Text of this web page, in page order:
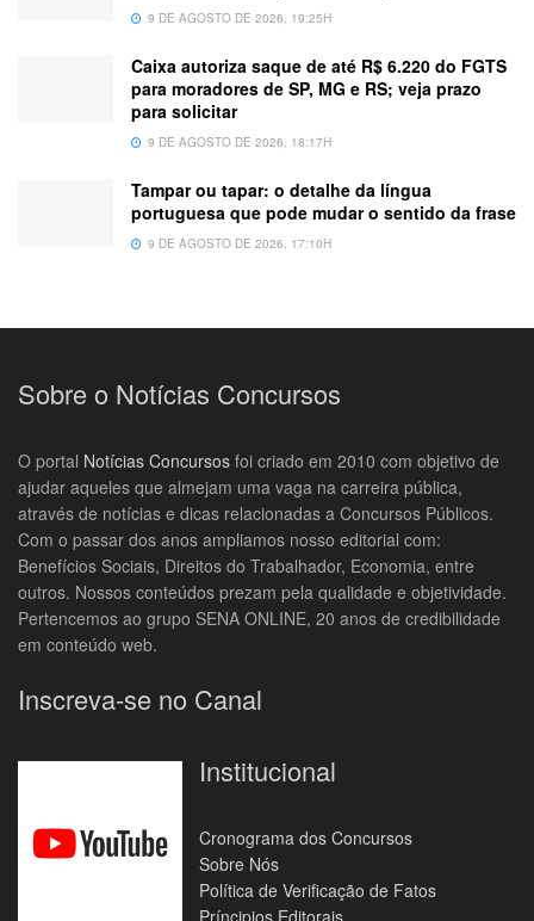
9 DE AGOSTO DE 2026, 19:25H
Caixa autoriza saque de até R$ 6.220 do FGTS
para moradores de SP, MG e RS; veja prazo
para solicitar
9 DE AGOSTO DE 2026, 18:17H
Tampar ou tapar: o detalhe da língua
portuguesa que pode mudar o sentido da frase
9 DE AGOSTO DE 2026, 17:10H
Sobre o Notícias Concursos
O portal Notícias Concursos foi criado em 2010 com objetivo de
ajudar aqueles que almejam uma vaga na carreira pública,
através de notícias e dicas relacionadas a Concursos Públicos.
Com o passar dos anos ampliamos nosso editorial com:
Benefícios Sociais, Direitos do Trabalhador, Economia, entre
outros. Nossos conteúdos prezam pela qualidade e objetividade.
Pertencemos ao grupo SENA ONLINE, 20 anos de credibilidade
em conteúdo web.
Inscreva-se no Canal
Institucional
Cronograma dos Concursos
Sobre Nós
Política de Verificação de Fatos
Príncipios Editorais